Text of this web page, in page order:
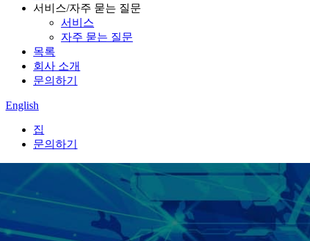
서비스/자주 묻는 질문
서비스
자주 묻는 질문
목록
회사 소개
문의하기
English
집
문의하기